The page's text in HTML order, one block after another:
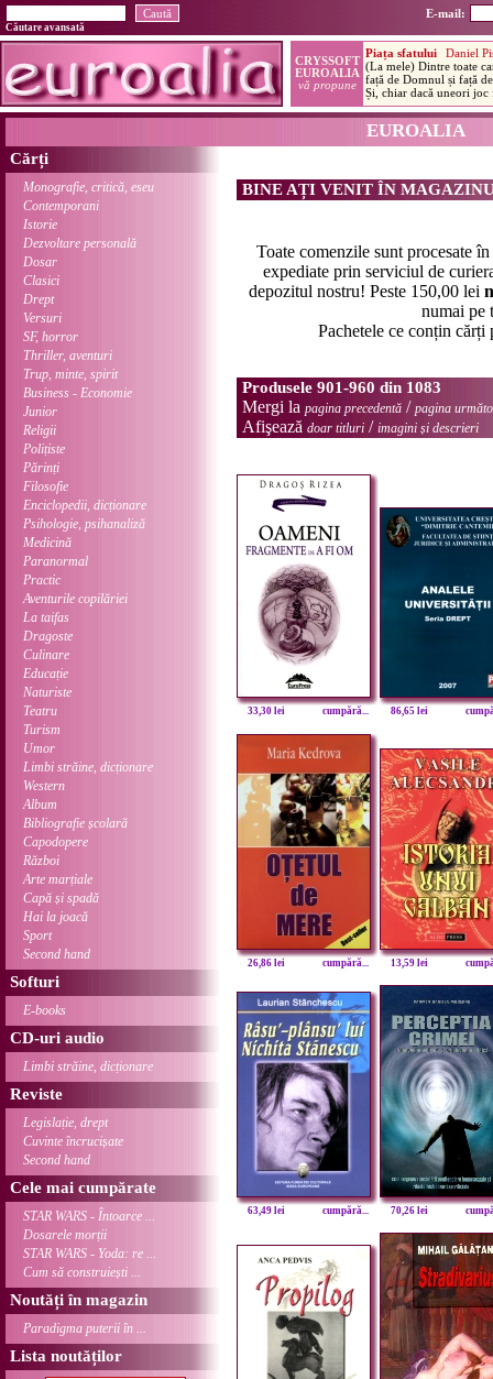
E-mail:
Căutare avansată
EUROALIA
Cărți
Monografie, critică, eseu
Contemporani
Istorie
Dezvoltare personală
Dosar
Clasici
Drept
Versuri
SF, horror
Thriller, aventuri
Trup, minte, spirit
Business - Economie
Junior
Religii
Polițiste
Părinți
Filosofie
Enciclopedii, dicționare
Psihologie, psihanaliză
Medicină
Paranormal
Practic
Aventurile copilăriei
La taifas
Dragoste
Culinare
Educație
Naturiste
Teatru
Turism
Umor
Limbi străine, dicționare
Western
Album
Bibliografie școlară
Capodopere
Război
Arte marțiale
Capă și spadă
Hai la joacă
Sport
Second hand
Softuri
E-books
CD-uri audio
Limbi străine, dicționare
Reviste
Legislație, drept
Cuvinte încrucișate
Second hand
Cele mai cumpărate
STAR WARS - Întoarce ...
Dosarele morții
STAR WARS - Yoda: re ...
Cum să construiești ...
Noutăți în magazin
Paradigma puterii în ...
Lista noutăților
BINE AȚI VENIT ÎN
Toate comenzile sunt procesate în
expediate prin serviciul de
depozitul nostru! Peste 150,00 lei
numai pe
Pachetele ce conțin cărți
Produsele 901-960 din 1083
Mergi la pagina precedentă / pagina
Afişează doar titluri / imagini și descrieri
33,30 lei cumpără... 86,65 lei
26,86 lei cumpără... 13,59 lei
63,49 lei cumpără... 70,26 lei